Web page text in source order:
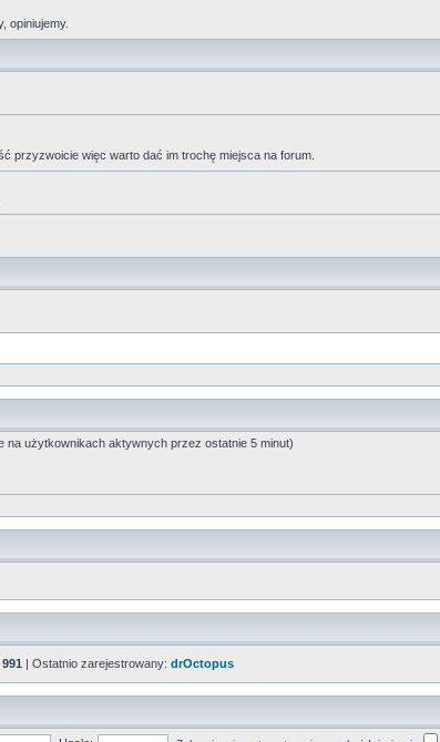
opiniujemy.
przyzwoicie więc warto dać im trochę miejsca na forum.
użytkownikach aktywnych przez ostatnie 5 minut)
991 | Ostatnio zarejestrowany: drOctopus